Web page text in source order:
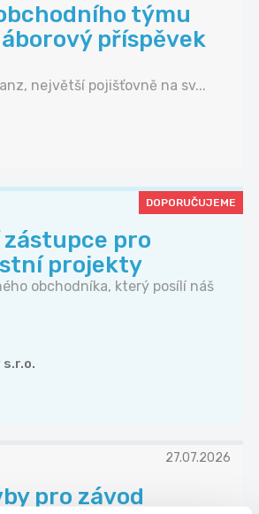
týmu
příspěvek
největší pojišťovně na sv...
DOPORUČUJEME
zástupce pro
projekty
obchodníka, který posílí náš
27.07.2026
pro závod